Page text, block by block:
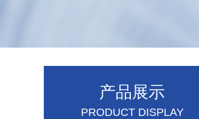
产品展示
PRODUCT DISPLAY